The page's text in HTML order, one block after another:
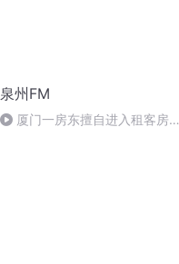
泉州FM
厦门一房东擅自进入租客房间